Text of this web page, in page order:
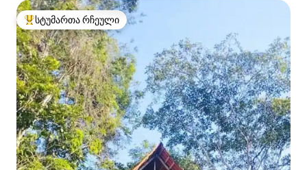
სტუმართა რჩეული მოწინავე ვარიანტი
სტუმართა რჩეული